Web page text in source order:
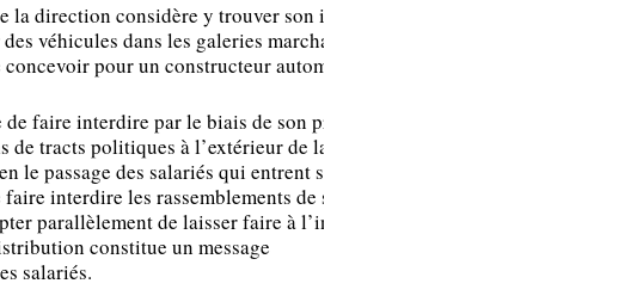
la direction considère y trouver son intérêt.
véhicules dans les galeries marchandes
pour un constructeur automobile,
faire interdire par le biais de son projet de
tracts politiques à l’extérieur de la zone
le passage des salariés qui entrent sur le
interdire les rassemblements de salariés
parallèlement de laisser faire à l’intérieur
constitue un message
salariés.